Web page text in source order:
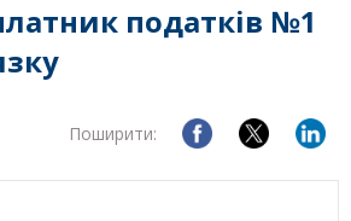
податків №1
Поширити: